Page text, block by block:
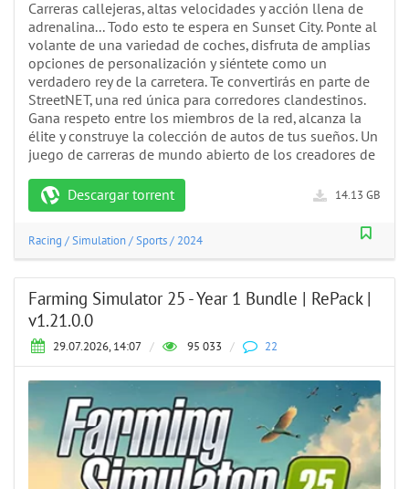
Carreras callejeras, altas velocidades y acción llena de
adrenalina... Todo esto te espera en Sunset City. Ponte al
volante de una variedad de coches, disfruta de amplias
opciones de personalización y siéntete como un
verdadero rey de la carretera. Te convertirás en parte de
StreetNET, una red única para corredores clandestinos.
Gana respeto entre los miembros de la red, alcanza la
élite y construye la colección de autos de tus sueños. Un
juego de carreras de mundo abierto de los creadores de
Descargar torrent 14.13 GB
Racing /Simulation/Sports/ 2024
Farming Simulator 25 - Year 1 Bundle | RePack |
v1.21.0.0
29.07.2026, 14:07 / 95 033 / 22